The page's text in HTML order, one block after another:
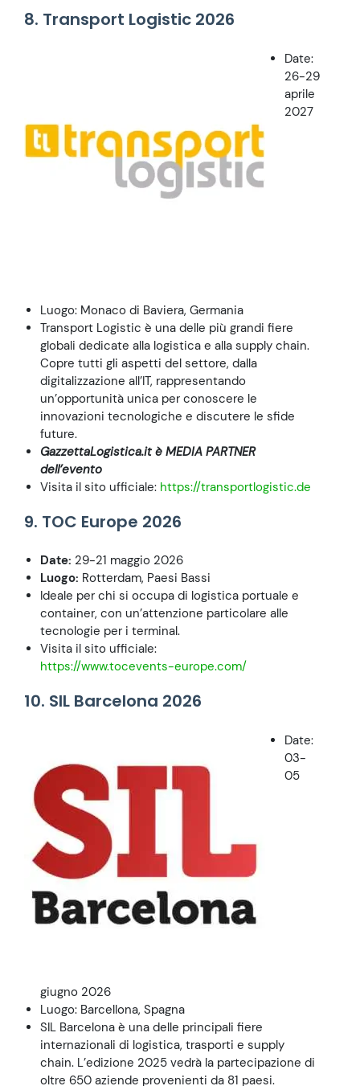
8. Transport Logistic 2026
Date:
26-29
aprile
2027
Luogo: Monaco di Baviera, Germania
Transport Logistic è una delle più grandi fiere
globali dedicate alla logistica e alla supply chain.
Copre tutti gli aspetti del settore, dalla
digitalizzazione all’IT, rappresentando
un’opportunità unica per conoscere le
innovazioni tecnologiche e discutere le sfide
future.
GazzettaLogistica.it è MEDIA PARTNER
dell’evento
Visita il sito ufficiale: https://transportlogistic.de
9. TOC Europe 2026
Date: 29-21 maggio 2026
Luogo: Rotterdam, Paesi Bassi
Ideale per chi si occupa di logistica portuale e
container, con un’attenzione particolare alle
tecnologie per i terminal.
Visita il sito ufficiale:
https://www.tocevents-europe.com/
10. SIL Barcelona 2026
Date:
03-
05
giugno 2026
Luogo: Barcellona, Spagna
SIL Barcelona è una delle principali fiere
internazionali di logistica, trasporti e supply
chain. L’edizione 2025 vedrà la partecipazione di
oltre 650 aziende provenienti da 81 paesi.